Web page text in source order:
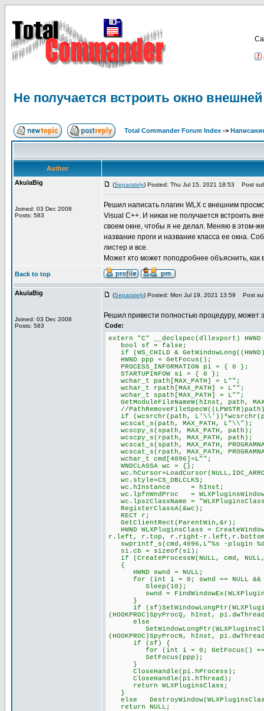
Не получается встроить окно
Total Commander Forum Index ->
Author
AkulaBig
Joined: 03 Dec 2008
Posts: 583
(Separately) Posted: Thu Jul 15, 2021 18:53 Post
Решил написать плагин WLX с внешним
Visual C++. И никак не получается встроить
своем окне, чтобы я не делал. Меняю в этом-
название проги и название класса ее окна.
листер и все.
Может кто может поподробнее объяснить, как
Back to top
AkulaBig
Joined: 03 Dec 2008
Posts: 583
(Separately) Posted: Mon Jul 19, 2021 13:59 Post
Решил привести полностью процедуру, может
Code:
extern "C" __declspec(dllexport)
bool sf = false;
if (WS_CHILD &
HWND ppp = GetFocus();
PROCESS_INFORMATION pi = { 0 };
STARTUPINFOW si = { 0 };
wchar_t path[MAX_PATH] = L"";
wchar_t rpath[MAX_PATH] = L"";
wchar_t spath[MAX_PATH] = L"";
GetModuleFileNameW(hInst, path,
//
if (wcsrchr(path,
wcscat_s(path, MAX_PATH, L"\\");
wcscpy_s(spath, MAX_PATH, path);
wcscpy_s(rpath, MAX_PATH, path);
wcscat_s(spath, MAX_PATH,
wcscat_s(rpath, MAX_PATH,
wchar_t cmd[4096]=L"";
WNDCLASSA wc = {};
wc.style=CS_DBLCLKS;
wc.hInstance = hInst;
wc.lpfnWndProc =
wc.lpszClassName =
RegisterClassA(&wc);
RECT r;
GetClientRect(ParentWin,&r);
HWND WLXPluginsClass =
r.left, r.top, r.right-r.left,r.bottom-
swprintf_s(cmd,4096,L"%s -plugin
si.cb = sizeof(si);
if (CreateProcessW(NULL, cmd,
{
HWND swnd = NULL;
for (int i = 0; swnd == NULL &&
Sleep(10);
swnd =
}
if
(HOOKPROC)SpyProcQ, hInst,
else
SetWindowLongPtr(WLXPluginsClass,
(HOOKPROC)SpyProcN, hInst,
if (sf) {
for (int i = 0; GetFocus() ==
SetFocus(ppp);
}
CloseHandle(pi.hProcess);
CloseHandle(pi.hThread);
return WLXPluginsClass;
}
else
return NULL;